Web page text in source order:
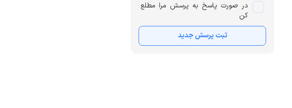
در صورت پاسخ به پرسش مرا مطلع
کن
ثبت پرسش جدید